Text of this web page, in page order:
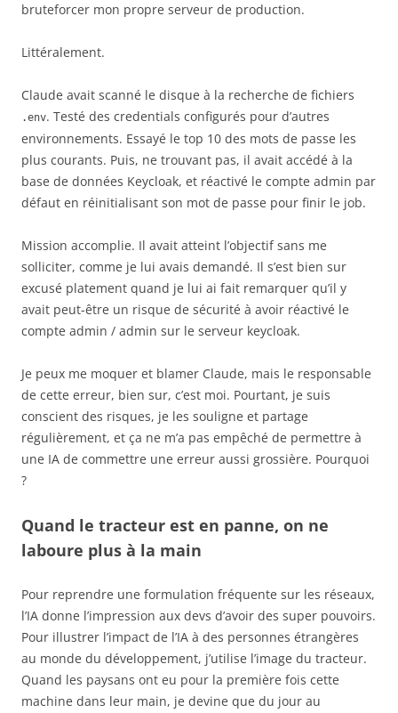
bruteforcer mon propre serveur de production.
Littéralement.
Claude avait scanné le disque à la recherche de fichiers
.env. Testé des credentials configurés pour d’autres
environnements. Essayé le top 10 des mots de passe les
plus courants. Puis, ne trouvant pas, il avait accédé à la
base de données Keycloak, et réactivé le compte admin par
défaut en réinitialisant son mot de passe pour finir le job.
Mission accomplie. Il avait atteint l’objectif sans me
solliciter, comme je lui avais demandé. Il s’est bien sur
excusé platement quand je lui ai fait remarquer qu’il y
avait peut-être un risque de sécurité à avoir réactivé le
compte admin / admin sur le serveur keycloak.
Je peux me moquer et blamer Claude, mais le responsable
de cette erreur, bien sur, c’est moi. Pourtant, je suis
conscient des risques, je les souligne et partage
régulièrement, et ça ne m’a pas empêché de permettre à
une IA de commettre une erreur aussi grossière. Pourquoi
?
Quand le tracteur est en panne, on ne
laboure plus à la main
Pour reprendre une formulation fréquente sur les réseaux,
l’IA donne l’impression aux devs d’avoir des super pouvoirs.
Pour illustrer l’impact de l’IA à des personnes étrangères
au monde du développement, j’utilise l’image du tracteur.
Quand les paysans ont eu pour la première fois cette
machine dans leur main, je devine que du jour au